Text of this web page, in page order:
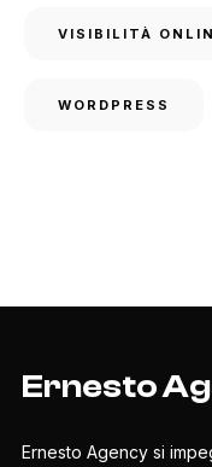
VISIBILITÀ
WORDPRESS
Ernesto
Ernesto Agency si